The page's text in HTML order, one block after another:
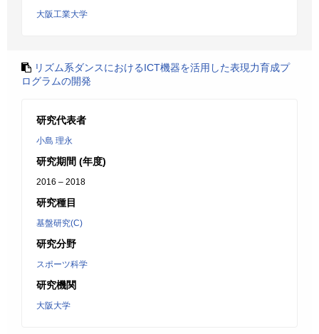
大阪工業大学
リズム系ダンスにおけるICT機器を活用した表現力育成プ
ログラムの開発
研究代表者
小島 理永
研究期間 (年度)
2016 – 2018
研究種目
基盤研究(C)
研究分野
スポーツ科学
研究機関
大阪大学